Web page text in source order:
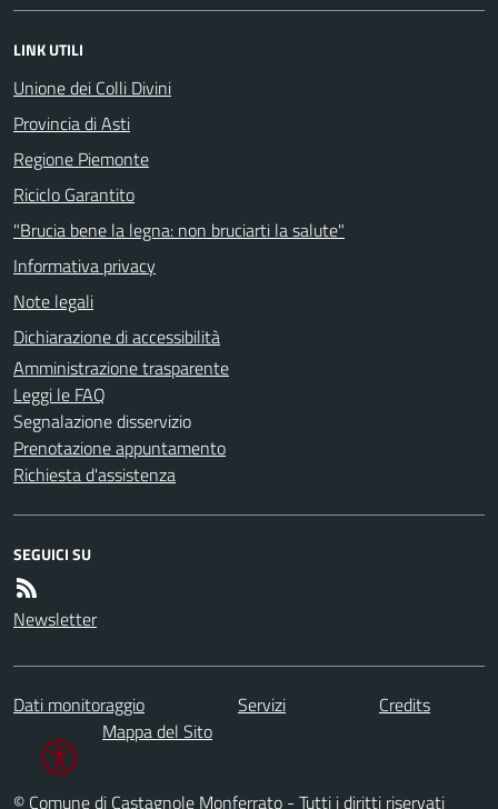
LINK UTILI
Unione dei Colli Divini
Provincia di Asti
Regione Piemonte
Riciclo Garantito
"Brucia bene la legna: non bruciarti la salute"
Informativa privacy
Note legali
Dichiarazione di accessibilità
Amministrazione trasparente
Leggi le FAQ
Segnalazione disservizio
Prenotazione appuntamento
Richiesta d'assistenza
SEGUICI SU
Newsletter
Dati monitoraggio Servizi
Credits
Mappa del Sito
© Comune di Castagnole Monferrato - Tutti i diritti riservati